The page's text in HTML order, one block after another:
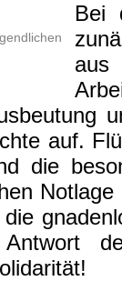
Bei
auf.
die